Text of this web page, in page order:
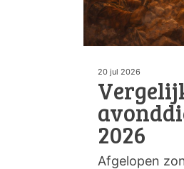
20 jul 2026
2026
Afgelopen